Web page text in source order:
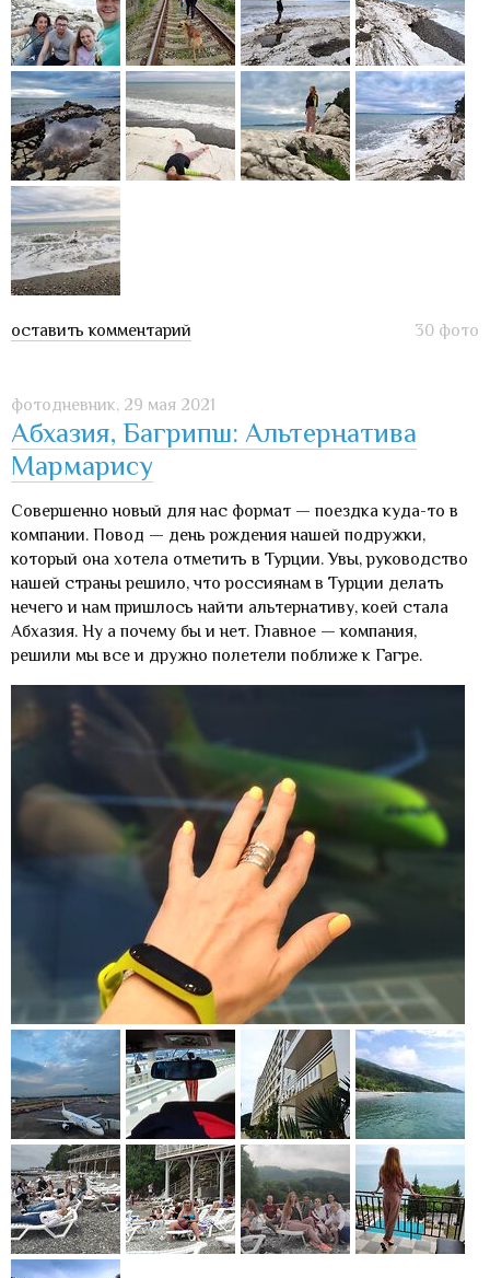
оставить комментарий 30 фото
фотодневник, 29 мая 2021
Абхазия, Багрипш: Альтернатива
Мармарису
Совершенно новый для нас формат — поездка куда-то в
компании. Повод — день рождения нашей подружки,
который она хотела отметить в Турции. Увы, руководство
нашей страны решило, что россиянам в Турции делать
нечего и нам пришлось найти альтернативу, коей стала
Абхазия. Ну а почему бы и нет. Главное — компания,
решили мы все и дружно полетели поближе к Гагре.